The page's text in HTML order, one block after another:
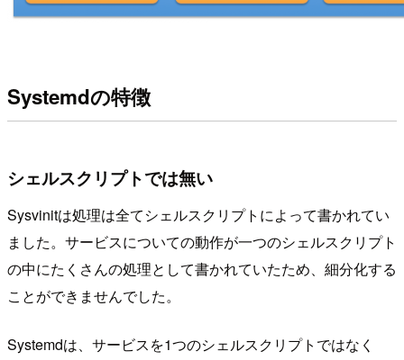
Systemdの特徴
シェルスクリプトでは無い
Sysvinitは処理は全てシェルスクリプトによって書かれてい
ました。サービスについての動作が一つのシェルスクリプト
の中にたくさんの処理として書かれていたため、細分化する
ことができませんでした。
Systemdは、サービスを1つのシェルスクリプトではなく